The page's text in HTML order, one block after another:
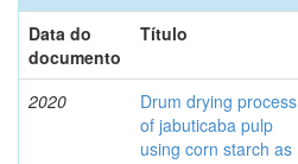
Data do
documento
Título
2020
Drum drying process
of jabuticaba pulp
using corn starch as